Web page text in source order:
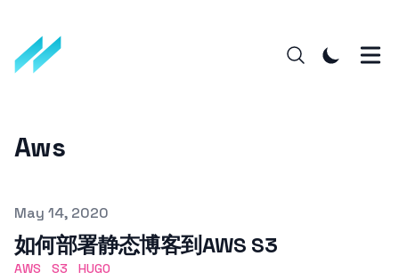
Aws
Published on
May 14, 2020
如何部署静态博客到AWS S3
AWS S3 HUGO